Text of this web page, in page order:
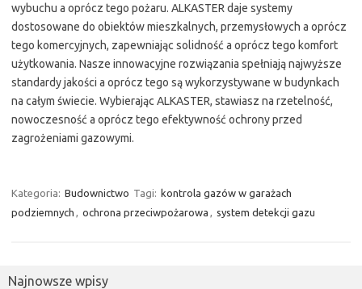
wybuchu a oprócz tego pożaru. ALKASTER daje systemy
dostosowane do obiektów mieszkalnych, przemysłowych a oprócz
tego komercyjnych, zapewniając solidność a oprócz tego komfort
użytkowania. Nasze innowacyjne rozwiązania spełniają najwyższe
standardy jakości a oprócz tego są wykorzystywane w budynkach
na całym świecie. Wybierając ALKASTER, stawiasz na rzetelność,
nowoczesność a oprócz tego efektywność ochrony przed
zagrożeniami gazowymi.
Kategoria: Budownictwo Tagi: kontrola gazów w garażach
podziemnych , ochrona przeciwpożarowa , system detekcji gazu
Najnowsze wpisy